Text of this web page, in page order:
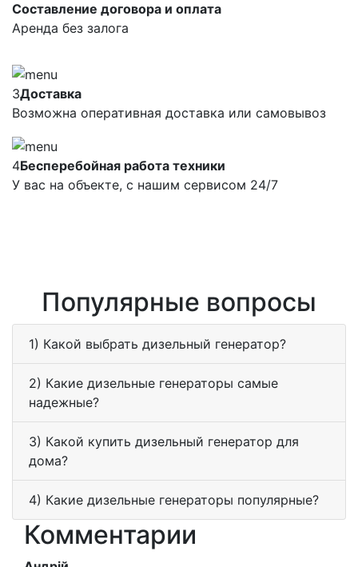
Составление договора и оплата
Аренда без залога
3Доставка
Возможна оперативная доставка или самовывоз
4Бесперебойная работа техники
У вас на объекте, с нашим сервисом 24/7
Популярные вопросы
1) Какой выбрать дизельный генератор?
2) Какие дизельные генераторы самые
надежные?
3) Какой купить дизельный генератор для
дома?
4) Какие дизельные генераторы популярные?
Комментарии